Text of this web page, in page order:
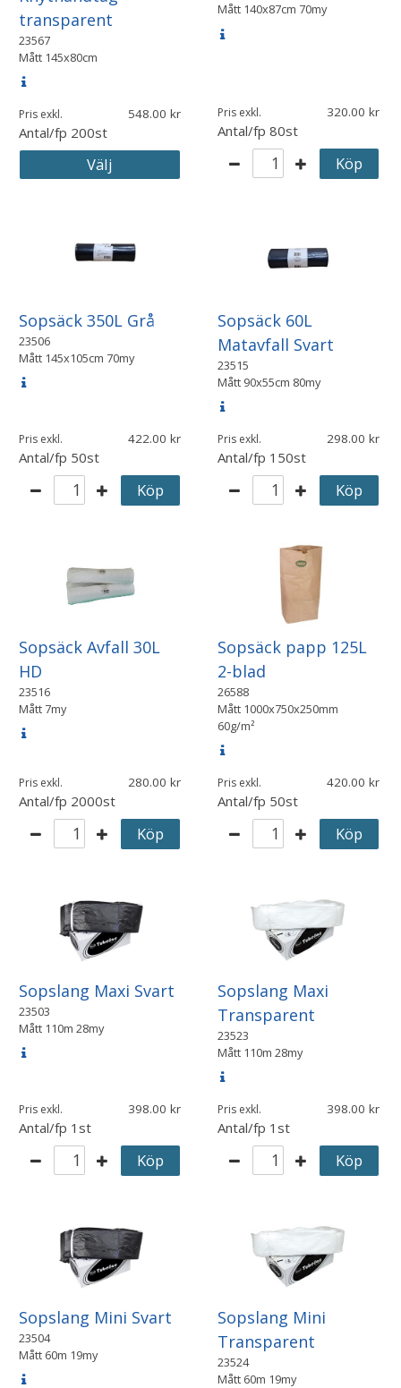
transparent
23567
Mått 145x80cm
Pris exkl. 548.00
Antal/fp 200st
Välj
Mått 140x87cm 70my
Pris exkl. 320.00
Antal/fp 80st
Köp
Sopsäck 350L Grå
23506
Mått 145x105cm 70my
Pris exkl. 422.00
Antal/fp 50st
Köp
Sopsäck 60L
Matavfall Svart
23515
Mått 90x55cm 80my
Pris exkl. 298.00
Antal/fp 150st
Köp
Sopsäck Avfall 30L
HD
23516
Mått 7my
Pris exkl. 280.00
Antal/fp 2000st
Köp
Sopsäck papp 125L
2-blad
26588
Mått 1000x750x250mm
60g/m²
Pris exkl. 420.00
Antal/fp 50st
Köp
Sopslang Maxi Svart
23503
Mått 110m 28my
Pris exkl. 398.00
Antal/fp 1st
Köp
Sopslang Maxi
Transparent
23523
Mått 110m 28my
Pris exkl. 398.00
Antal/fp 1st
Köp
Sopslang Mini Svart
23504
Mått 60m 19my
Sopslang Mini
Transparent
23524
Mått 60m 19my